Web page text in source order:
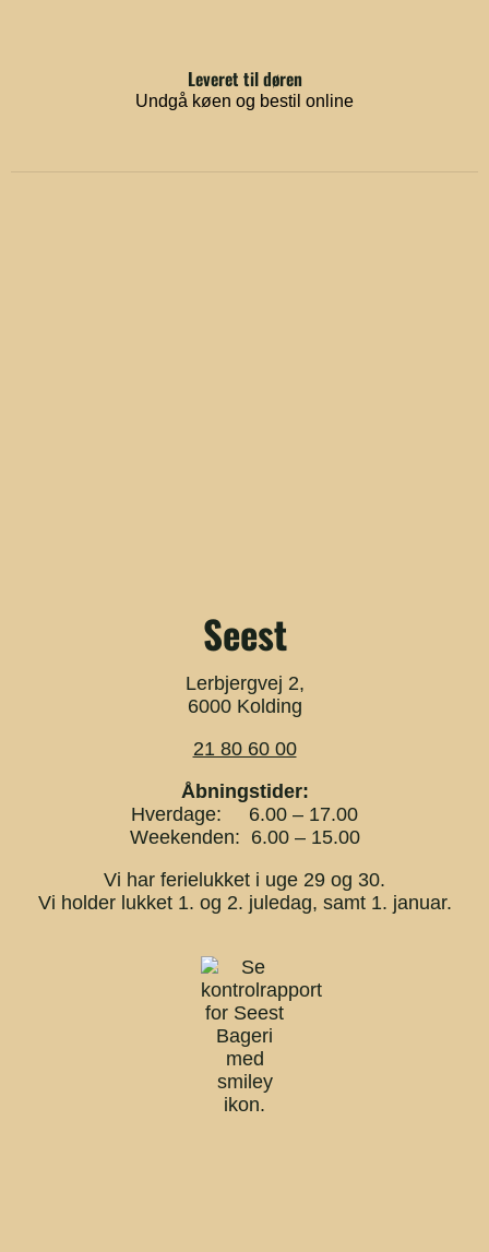
Leveret til døren
Undgå køen og bestil online
Seest
Lerbjergvej 2,
6000 Kolding
21 80 60 00
Åbningstider:
Hverdage: 6.00 – 17.00
Weekenden: 6.00 – 15.00
Vi har ferielukket i uge 29 og 30.
Vi holder lukket 1. og 2. juledag, samt 1. januar.